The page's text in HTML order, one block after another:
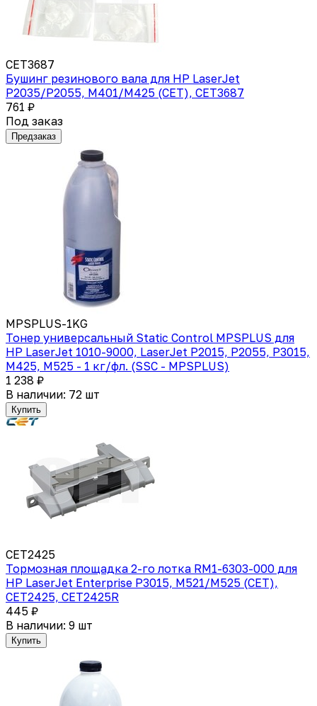
CET3687
Бушинг резинового вала для HP LaserJet
P2035/P2055, M401/M425 (CET), CET3687
761 ₽
Под заказ
Предзаказ
MPSPLUS-1KG
Тонер универсальный Static Control MPSPLUS для
HP LaserJet 1010-9000, LaserJet P2015, P2055, P3015,
M425, M525 - 1 кг/фл. (SSC - MPSPLUS)
1 238 ₽
В наличии: 72 шт
Купить
CET2425
Тормозная площадка 2-го лотка RM1-6303-000 для
HP LaserJet Enterprise P3015, M521/M525 (CET),
CET2425, CET2425R
445 ₽
В наличии: 9 шт
Купить